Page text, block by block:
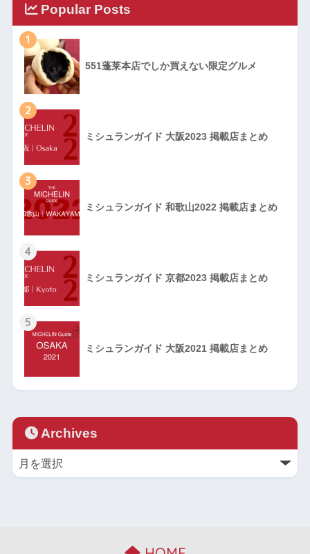
Popular Posts
1
551蓬莱本店でしか買えない限定グルメ
2
ミシュランガイド 大阪2023 掲載店まとめ
3
ミシュランガイド 和歌山2022 掲載店まとめ
4
ミシュランガイド 京都2023 掲載店まとめ
5
ミシュランガイド 大阪2021 掲載店まとめ
Archives